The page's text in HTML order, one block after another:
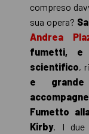
compreso
sua opera?
Andrea
fumetti, e
scientifico,
e
Fumetto
Kirby. I due